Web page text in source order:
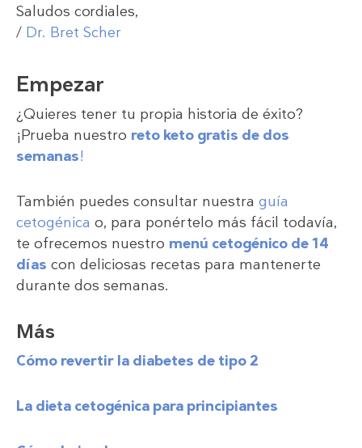
Saludos cordiales,
/ Dr. Bret Scher
Empezar
¿Quieres tener tu propia historia de éxito?
¡Prueba nuestro reto keto gratis de dos
semanas!
También puedes consultar nuestra guía
cetogénica o, para ponértelo más fácil todavía,
te ofrecemos nuestro menú cetogénico de 14
días con deliciosas recetas para mantenerte
durante dos semanas.
Más
Cómo revertir la diabetes de tipo 2
La dieta cetogénica para principiantes